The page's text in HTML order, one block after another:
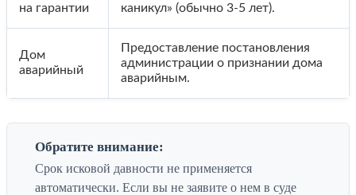
на гарантии
каникул» (обычно 3-5 лет).
Дом
аварийный
Предоставление постановления
администрации о признании дома
аварийным.
Обратите внимание:
Срок исковой давности не применяется
автоматически. Если вы не заявите о нем в суде